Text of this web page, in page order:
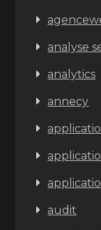
analyse
analytics
annecy
audit